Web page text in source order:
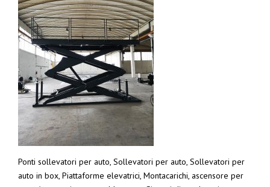
Ponti sollevatori per auto, Sollevatori per auto, Sollevatori per
auto in box, Piattaforme elevatrici, Montacarichi, ascensore per